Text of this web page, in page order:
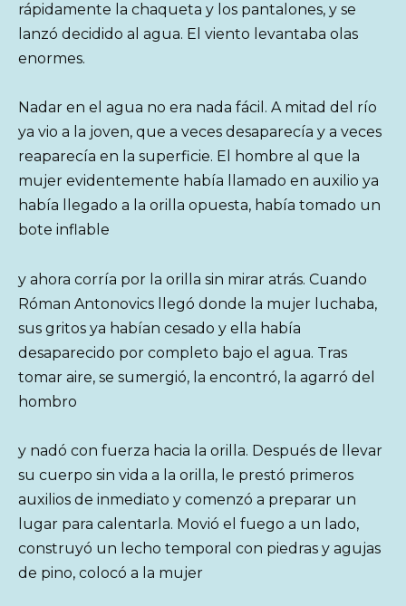
rápidamente la chaqueta y los pantalones, y se
lanzó decidido al agua. El viento levantaba olas
enormes.
Nadar en el agua no era nada fácil. A mitad del río
ya vio a la joven, que a veces desaparecía y a veces
reaparecía en la superficie. El hombre al que la
mujer evidentemente había llamado en auxilio ya
había llegado a la orilla opuesta, había tomado un
bote inflable
y ahora corría por la orilla sin mirar atrás. Cuando
Róman Antonovics llegó donde la mujer luchaba,
sus gritos ya habían cesado y ella había
desaparecido por completo bajo el agua. Tras
tomar aire, se sumergió, la encontró, la agarró del
hombro
y nadó con fuerza hacia la orilla. Después de llevar
su cuerpo sin vida a la orilla, le prestó primeros
auxilios de inmediato y comenzó a preparar un
lugar para calentarla. Movió el fuego a un lado,
construyó un lecho temporal con piedras y agujas
de pino, colocó a la mujer